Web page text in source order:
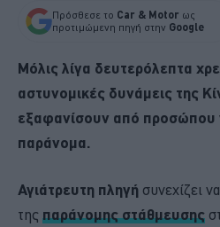
Πρόσθεσε το Car & Motor ως
προτιμώμενη πηγή στην Google
Μόλις λίγα δευτερόλεπτα
αστυνομικές δυνάμεις της
εξαφανίσουν από προσώπου
παράνομα.
Αγιάτρευτη πληγή συνεχίζει
της παράνομης στάθμευσης